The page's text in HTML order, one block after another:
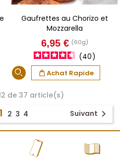
Gaufrettes au Chorizo et
Mozzarella
Prix
6,95 € (60g)
Achat Rapide
40
de 37 article(s)
1 2 3 4 Suivant 